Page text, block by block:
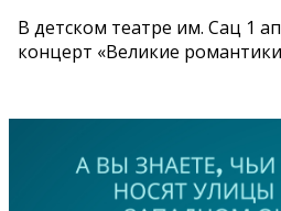
В детском театре им. Сац 1
концерт «Великие